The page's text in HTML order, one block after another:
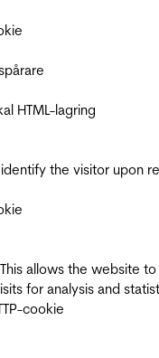
HTML-lagring
the visitor upon
allows the website to
for analysis and
cookie